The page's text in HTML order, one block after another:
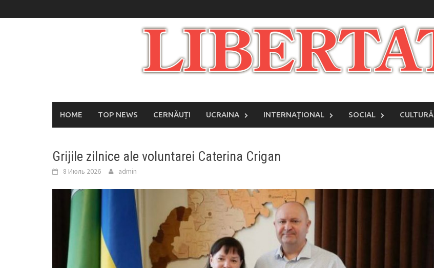
to
HOME TOP NEWS CERNĂUȚI UCRAINA INTERNAŢIONAL SOCIAL CULTURĂ
Grijile zilnice ale voluntarei Caterina Crigan
8 Июль 2026 admin